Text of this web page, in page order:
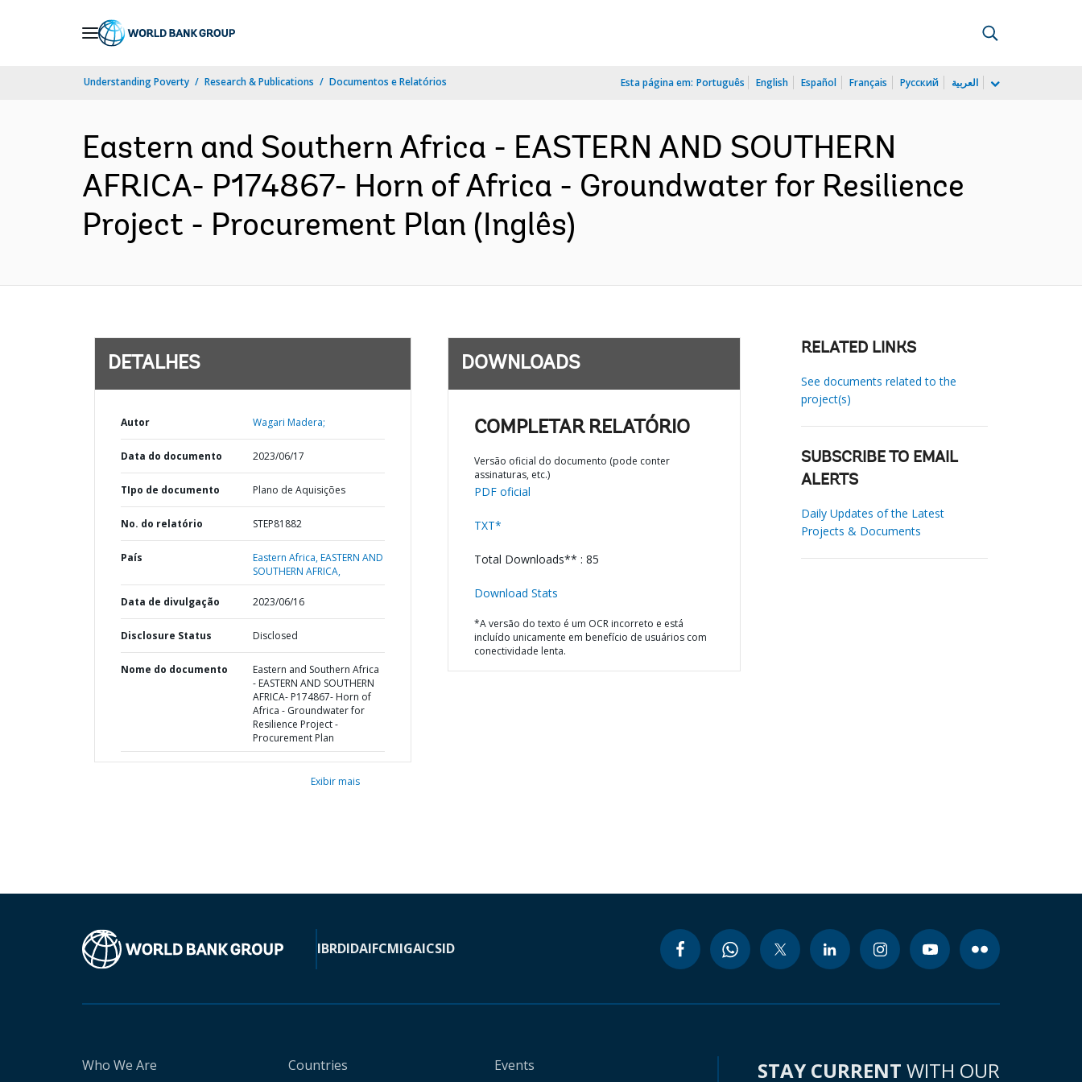
Understanding Poverty Research & Publications Documentos e Relatórios Esta página em: Português English Español Français Русский العربية
Eastern and Southern Africa - EASTERN AND SOUTHERN
AFRICA- P174867- Horn of Africa - Groundwater for Resilience
Project - Procurement Plan (Inglês)
DETALHES
Autor Wagari Madera;
Data do documento 2023/06/17
TIpo de documento Plano de Aquisições
No. do relatório STEP81882
País Eastern Africa,EASTERN AND
SOUTHERN AFRICA,
Data de divulgação 2023/06/16
Disclosure Status Disclosed
Nome do documento
Eastern and Southern Africa
- EASTERN AND SOUTHERN
AFRICA- P174867- Horn of
Africa - Groundwater for
Resilience Project -
Procurement Plan
Exibir mais
DOWNLOADS
COMPLETAR RELATÓRIO
Versão oficial do documento (pode conter
assinaturas, etc.)
PDF oficial
TXT*
Total Downloads** : 85
Download Stats
*A versão do texto é um OCR incorreto e está
incluído unicamente em benefício de usuários com
conectividade lenta.
RELATED LINKS
See documents related to the
project(s)
SUBSCRIBE TO EMAIL
ALERTS
Daily Updates of the Latest
Projects & Documents
IBRDIDAIFCMIGAICSID
Who We Are Countries Events STAY CURRENT WITH OUR